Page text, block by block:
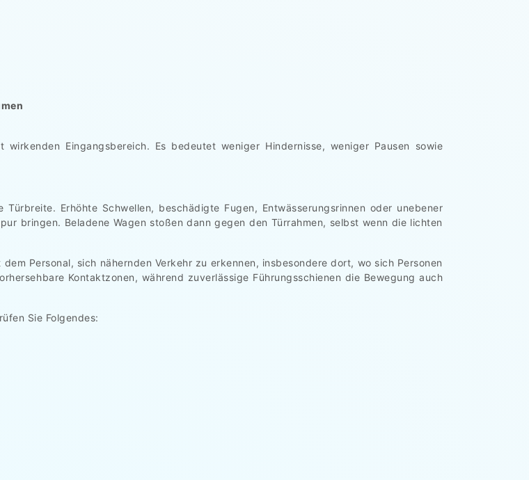
Eingangsbereich. Es bedeutet weniger Hindernisse, weniger Pausen sowie
Erhöhte Schwellen, beschädigte Fugen, Entwässerungsrinnen oder unebener
bringen. Beladene Wagen stoßen dann gegen den Türrahmen, selbst wenn die lichten
Personal, sich nähernden Verkehr zu erkennen, insbesondere dort, wo sich Personen
Kontaktzonen, während zuverlässige Führungsschienen die Bewegung auch
Sie Folgendes: